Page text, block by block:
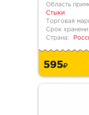
Область
Стыки
Торговая
Срок
Страна:
595